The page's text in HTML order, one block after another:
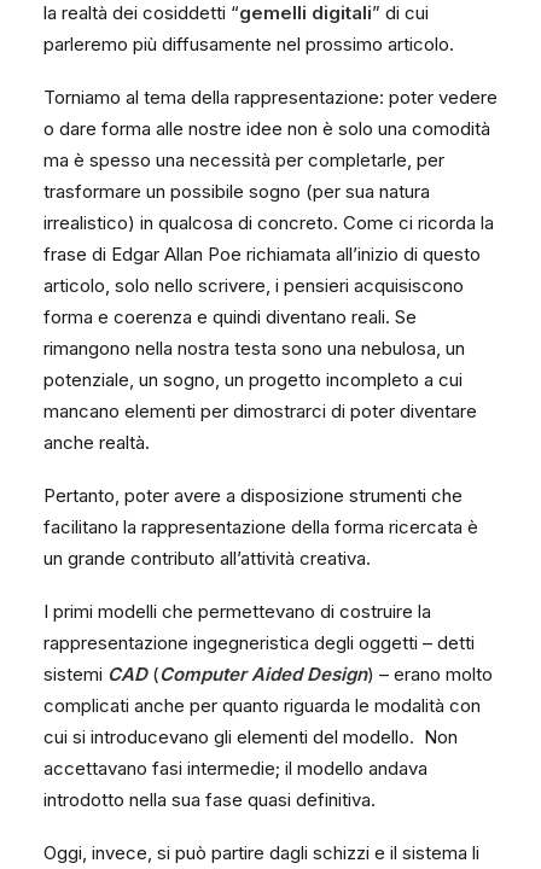
la realtà dei cosiddetti “gemelli digitali” di cui
parleremo più diffusamente nel prossimo articolo.
Torniamo al tema della rappresentazione: poter vedere
o dare forma alle nostre idee non è solo una comodità
ma è spesso una necessità per completarle, per
trasformare un possibile sogno (per sua natura
irrealistico) in qualcosa di concreto. Come ci ricorda la
frase di Edgar Allan Poe richiamata all’inizio di questo
articolo, solo nello scrivere, i pensieri acquisiscono
forma e coerenza e quindi diventano reali. Se
rimangono nella nostra testa sono una nebulosa, un
potenziale, un sogno, un progetto incompleto a cui
mancano elementi per dimostrarci di poter diventare
anche realtà.
Pertanto, poter avere a disposizione strumenti che
facilitano la rappresentazione della forma ricercata è
un grande contributo all’attività creativa.
I primi modelli che permettevano di costruire la
rappresentazione ingegneristica degli oggetti – detti
sistemi CAD(Computer Aided Design) – erano molto
complicati anche per quanto riguarda le modalità con
cui si introducevano gli elementi del modello. Non
accettavano fasi intermedie; il modello andava
introdotto nella sua fase quasi definitiva.
Oggi, invece, si può partire dagli schizzi e il sistema li